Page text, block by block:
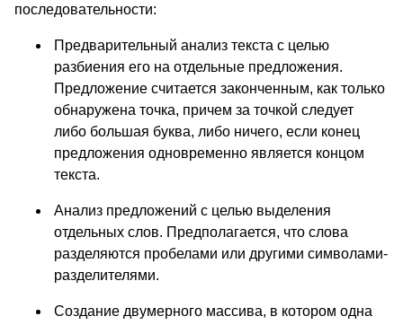
последовательности:
Предварительный анализ текста с целью
разбиения его на отдельные предложения.
Предложение считается законченным, как только
обнаружена точка, причем за точкой следует
либо большая буква, либо ничего, если конец
предложения одновременно является концом
текста.
Анализ предложений с целью выделения
отдельных слов. Предполагается, что слова
разделяются пробелами или другими символами-
разделителями.
Создание двумерного массива, в котором одна